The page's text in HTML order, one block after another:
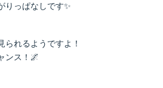
りっぱなしです✨
られるようですよ！
ンス！🌌